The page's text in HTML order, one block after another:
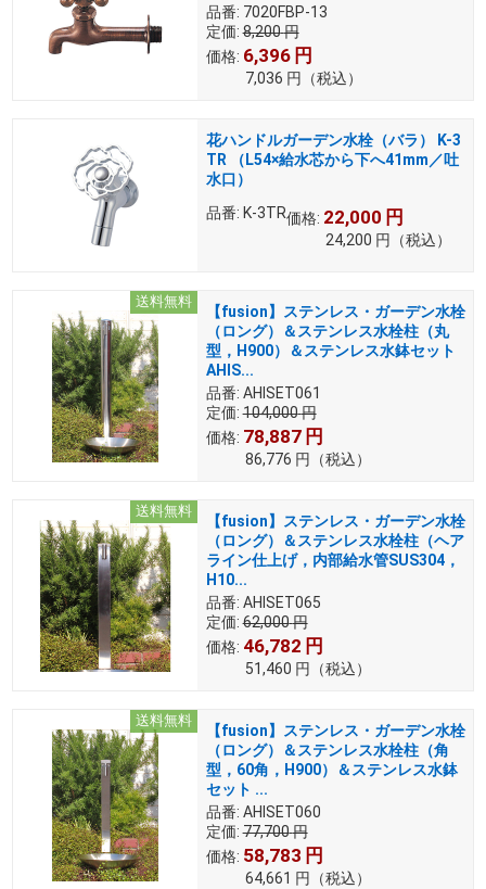
品番: 7020FBP-13
定価: 8,200円
価格: 6,396 円
7,036 円 （税込）
花ハンドルガーデン水栓（バラ） K-3
TR （L54×給水芯から下へ41mm／吐
水口）
品番: K-3TR価格: 22,000 円
24,200 円 （税込）
送料無料
【fusion】ステンレス・ガーデン水栓
（ロング）＆ステンレス水栓柱（丸
型，H900）＆ステンレス水鉢セット
AHIS...
品番: AHISET061
定価: 104,000円
価格: 78,887 円
86,776 円 （税込）
送料無料
【fusion】ステンレス・ガーデン水栓
（ロング）＆ステンレス水栓柱（ヘア
ライン仕上げ，内部給水管SUS304，
H10...
品番: AHISET065
定価: 62,000円
価格: 46,782 円
51,460 円 （税込）
送料無料
【fusion】ステンレス・ガーデン水栓
（ロング）＆ステンレス水栓柱（角
型，60角，H900）＆ステンレス水鉢
セット ...
品番: AHISET060
定価: 77,700円
価格: 58,783 円
64,661 円 （税込）